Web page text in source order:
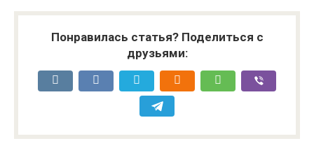
Понравилась статья? Поделиться с
друзьями: